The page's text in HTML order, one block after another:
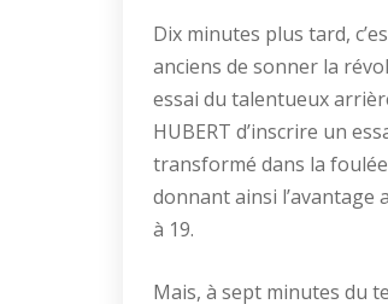
Dix minutes plus tard,
anciens de sonner la
essai du talentueux
HUBERT d’inscrire un
transformé dans la foulée
donnant ainsi l’avantage
à 19.
Mais, à sept minutes du